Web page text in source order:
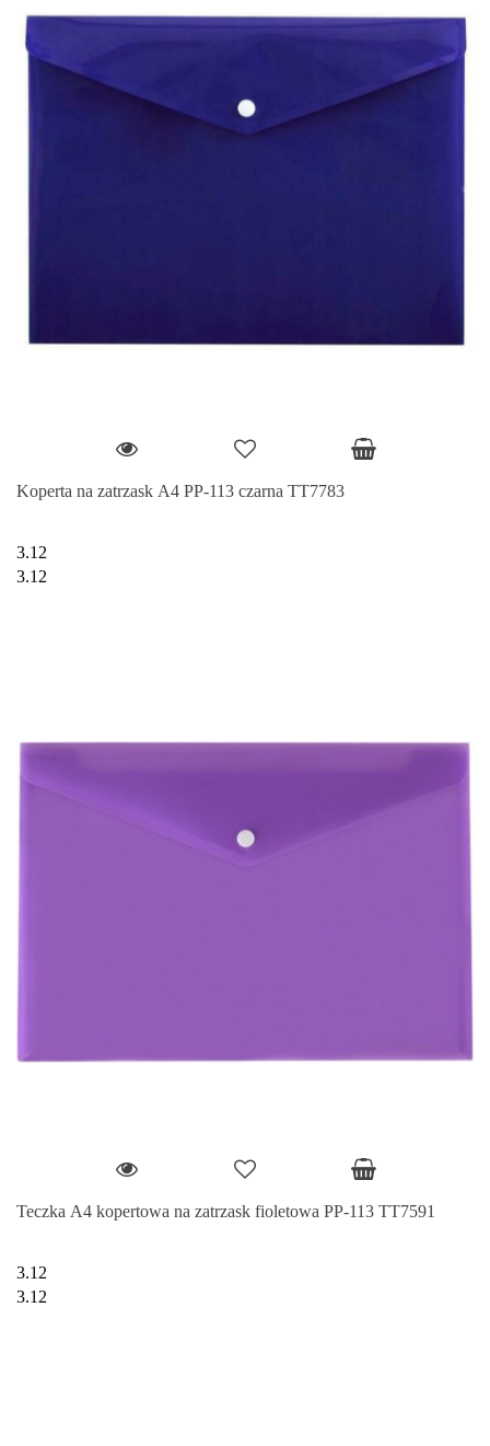
Koperta na zatrzask A4 PP-113 czarna TT7783
3.12
3.12
Teczka A4 kopertowa na zatrzask fioletowa PP-113 TT7591
3.12
3.12